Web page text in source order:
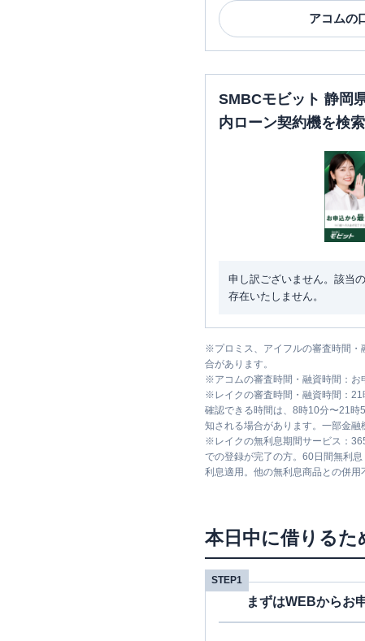
アコムの
SMBCモビット 静岡
内ローン契約機を検索
申し訳ございません。該当
存在いたしません。
※プロミス、アイフルの審査時間
合があります。
※アコムの審査時間・融資時間：お
※ レイクの審査時間・融資時間：
確認できる時間は、8時10分〜21時
知される場合があります。一部金融
※ レイクの無利息期間サービス：
での登録が完了の方。60日間無利
利息適用。他の無利息商品との併用
本日中に借りる
STEP1
まずはWEBからお